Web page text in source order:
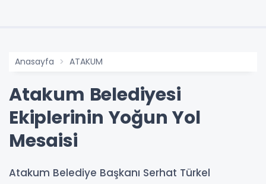
Anasayfa ATAKUM
Atakum Belediyesi
Ekiplerinin Yoğun Yol
Mesaisi
Atakum Belediye Başkanı Serhat Türkel